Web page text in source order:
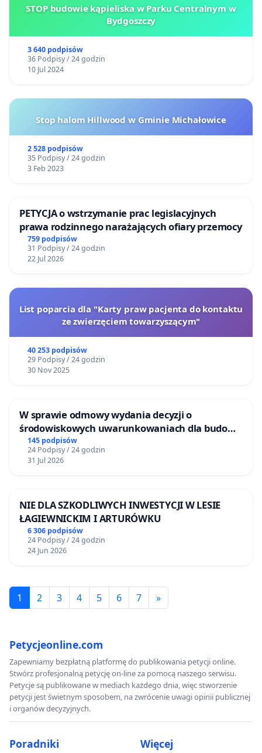
STOP budowie kąpieliska w Parku Centralnym w
Bydgoszczy
3 640 podpisów
36 Podpisy / 24 godzin
10 Jul 2024
Stop halom Hillwood w Gminie Michałowice
2 528 podpisów
35 Podpisy / 24 godzin
3 Feb 2023
PETYCJA o wstrzymanie prac legislacyjnych
prawa rodzinnego narażających ofiary przemocy
759 podpisów
31 Podpisy / 24 godzin
22 Jul 2026
List poparcia dla "Karty praw pacjenta do kontaktu
ze zwierzęciem towarzyszącym"
40 253 podpisów
29 Podpisy / 24 godzin
30 Nov 2025
W sprawie odmowy wydania decyzji o
środowiskowych uwarunkowaniach dla budowy
zakładu wytwarzania biometanu „Krynki” w
Ostrowiu Południowym oraz ochrony
mieszkańców i Puszczy Knyszyńskiej
145 podpisów
24 Podpisy / 24 godzin
31 Jul 2026
NIE DLA SZKODLIWYCH INWESTYCJI W LESIE
ŁAGIEWNICKIM I ARTURÓWKU
6 306 podpisów
24 Podpisy / 24 godzin
24 Jun 2026
1 2 3 4 5 6 7 »
Petycjeonline.com
Zapewniamy bezpłatną platformę do publikowania petycji online.
Stwórz profesjonalną petycję on-line za pomocą naszego serwisu.
Petycje są publikowane w mediach każdego dnia, więc stworzenie
petycji jest świetnym sposobem, na zwrócenie uwagi opinii publicznej
i organów decyzyjnych.
Poradniki Więcej